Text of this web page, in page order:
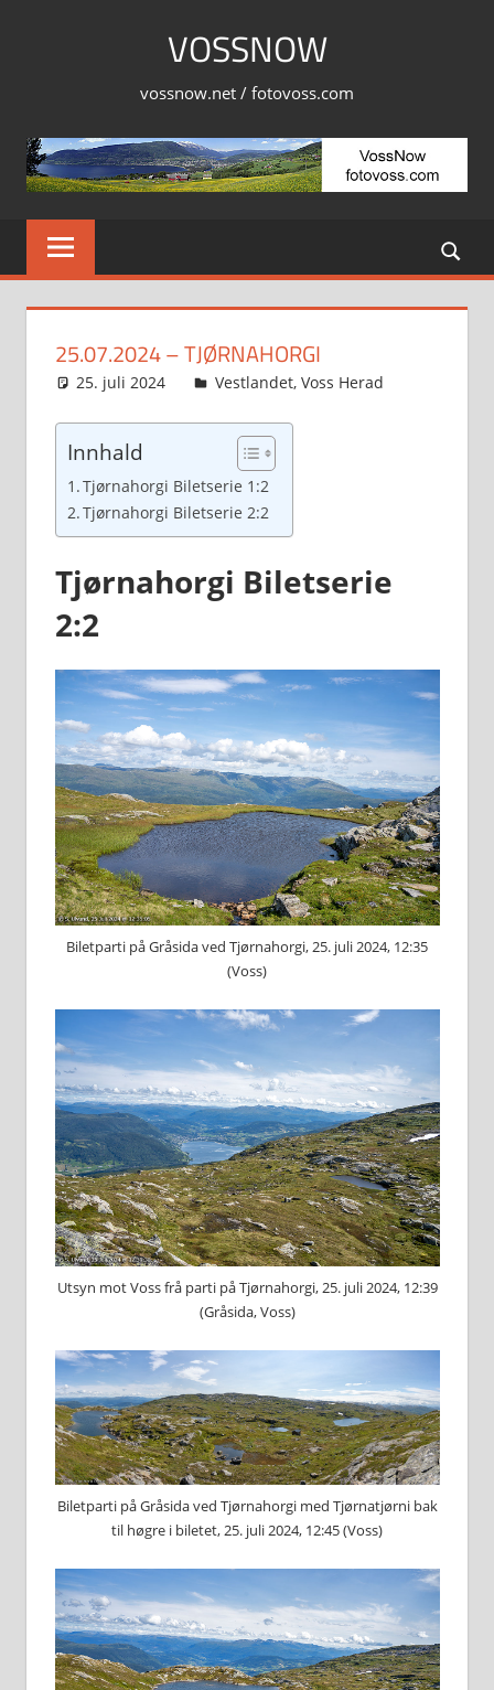
VOSSNOW
vossnow.net / fotovoss.com
25.07.2024 – TJØRNAHORGI
25. juli 2024 Svein
Vestlandet, Voss Herad
Innhald
Tjørnahorgi Biletserie 1:2
Tjørnahorgi Biletserie 2:2
Tjørnahorgi Biletserie
2:2
Biletparti på Gråsida ved Tjørnahorgi, 25. juli 2024, 12:35
(Voss)
Utsyn mot Voss frå parti på Tjørnahorgi, 25. juli 2024, 12:39
(Gråsida, Voss)
Biletparti på Gråsida ved Tjørnahorgi med Tjørnatjørni bak
til høgre i biletet, 25. juli 2024, 12:45 (Voss)